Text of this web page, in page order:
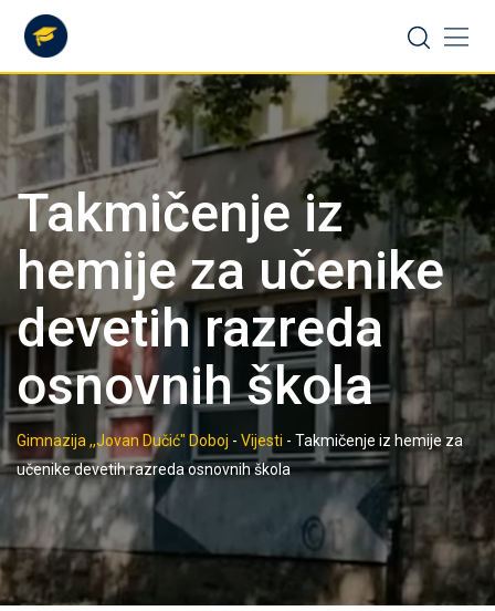
content
Takmičenje iz
hemije za učenike
devetih razreda
osnovnih škola
Gimnazija ,,Jovan Dučić" Doboj - Vijesti - Takmičenje iz hemije za
učenike devetih razreda osnovnih škola